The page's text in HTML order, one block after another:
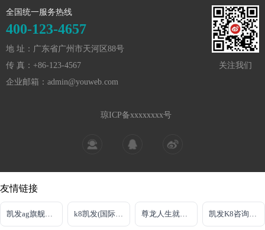
全国统一服务热线
400-123-4657
地 址：广东省广州市天河区88号
传 真：+86-123-4567
企业邮箱：admin@youweb.com
关注我们
琼ICP备xxxxxxxx号
友情链接